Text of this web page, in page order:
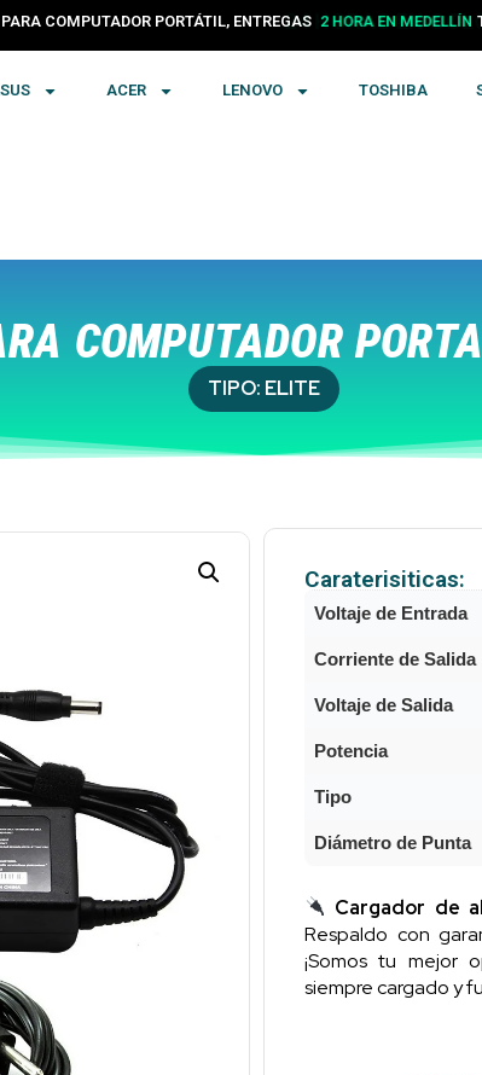
COMPUTADOR PORTÁTIL, ENTREGAS24 HORAS EN
ACER LENOVO TOSHIBA
COMPUTADOR
TIPO: ELITE
Caraterisiticas:
Voltaje de Entrada
Corriente de Salida
Voltaje de Salida
Potencia
Tipo
Diámetro de Punta
Cargador de
Respaldo con
¡Somos tu mejor
siempre cargado y